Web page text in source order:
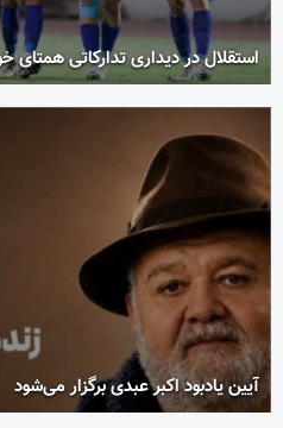
استقلال در دیداری تدارکاتی
آیین یادبود اکبر عبدی برگزار می‌شود